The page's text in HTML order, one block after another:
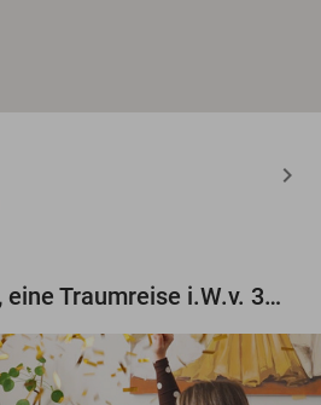
Hol Dir die Chance, eine Traumreise i.W.v. 3.000 € zu gewinnen!